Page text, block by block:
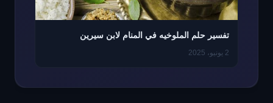
تفسير حلم الملوخيه في المنام لابن سيرين
2 يونيو، 2025